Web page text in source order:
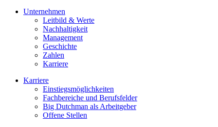
Unternehmen
Leitbild & Werte
Nachhaltigkeit
Management
Geschichte
Zahlen
Karriere
Karriere
Einstiegsmöglichkeiten
Fachbereiche und Berufsfelder
Big Dutchman als Arbeitgeber
Offene Stellen